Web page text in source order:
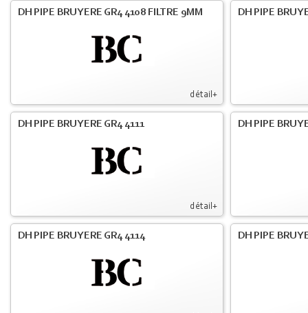
détail+
DH PIPE BRUYERE GR4 4108 FILTRE 9MM DH PIPE
détail+
DH PIPE BRUYERE GR4 4111 DH PIPE
DH PIPE BRUYERE GR4 4114 DH PIPE